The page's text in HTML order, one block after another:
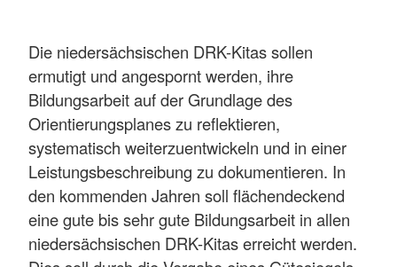
Die niedersächsischen DRK-Kitas sollen
ermutigt und angespornt werden, ihre
Bildungsarbeit auf der Grundlage des
Orientierungsplanes zu reflektieren,
systematisch weiterzuentwickeln und in einer
Leistungsbeschreibung zu dokumentieren. In
den kommenden Jahren soll flächendeckend
eine gute bis sehr gute Bildungsarbeit in allen
niedersächsischen DRK-Kitas erreicht werden.